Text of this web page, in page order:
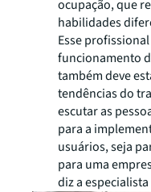
ocupação, que
habilidades
Esse
funcionamento
também deve
tendências do
escutar as
para a
usuários, seja
para uma
diz a especialista